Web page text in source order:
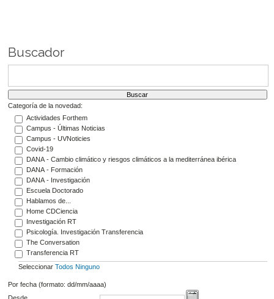
Buscador
Categoría de la novedad:
Actividades Forthem
Campus - Últimas Noticias
Campus - UVNoticies
Covid-19
DANA - Cambio climático y riesgos climáticos a la mediterránea ibérica
DANA - Formación
DANA - Investigación
Escuela Doctorado
Hablamos de...
Home CDCiencia
Investigación RT
Psicología. Investigación Transferencia
The Conversation
Transferencia RT
Seleccionar Todos Ninguno
Por fecha (formato: dd/mm/aaaa)